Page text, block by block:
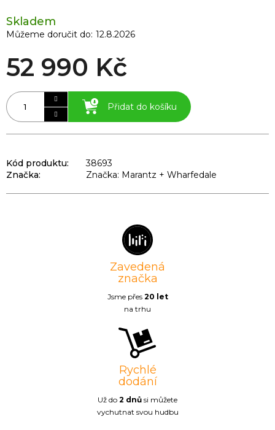
Skladem
Můžeme doručit do: 12.8.2026
52 990 Kč
Přidat do košíku
Kód produktu:
38693
Značka:
Značka: Marantz + Wharfedale
Zavedená
značka
Jsme přes 20 let
na trhu
Rychlé
dodání
Už do 2 dnů si můžete
vychutnat svou hudbu